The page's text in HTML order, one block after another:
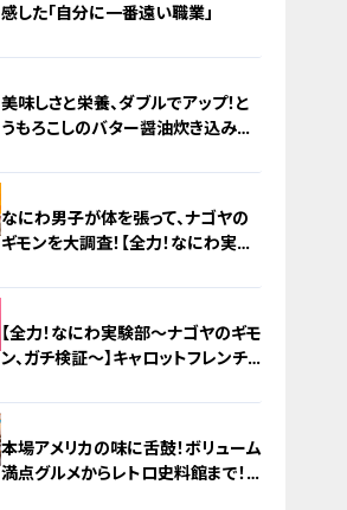
感した「自分に一番遠い職業」
美味しさと栄養、ダブルでアップ！と
うもろこしのバター醤油炊き込みご
なにわ男子が体を張って、ナゴヤの
ギモンを大調査！【全力！なにわ実験
【全力！なにわ実験部～ナゴヤのギモ
ン、ガチ検証～】キャロットフレンチ
本場アメリカの味に舌鼓！ボリューム
満点グルメからレトロ史料館まで！